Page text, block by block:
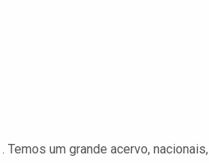
um grande acervo, nacionais,